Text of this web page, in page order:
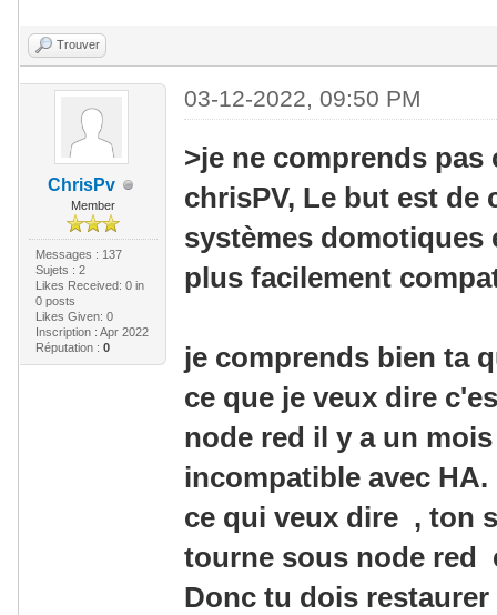
Trouver
ChrisPv
Member
Messages : 137
Sujets : 2
Likes Received: 0in
0 posts
Likes Given: 0
Inscription : Apr 2022
Réputation : 0
03-12-2022, 09:50 PM
>je ne comprends pas
chrisPV, Le but est de
systèmes domotiques
plus facilement
je comprends bien ta
ce que je veux dire
node red il y a un
incompatible avec HA.
ce qui veux dire , ton
tourne sous node red
Donc tu dois restaurer